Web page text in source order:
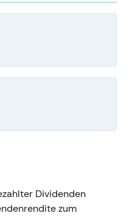
Dividenden
zum